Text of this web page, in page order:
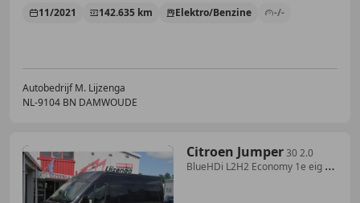
11/2021 142.635 km Elektro/Benzine -/-
Autobedrijf M. Lijzenga
NL-9104 BN DAMWOUDE
Citroen Jumper30 2.0
BlueHDi L2H2 Economy 1e eig |